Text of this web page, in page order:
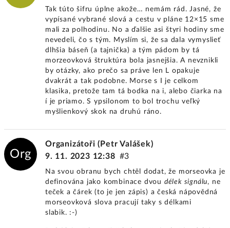
Tak túto šifru úplne akože… nemám rád. Jasné, že
vypísané vybrané slová a cestu v pláne 12×15 sme
mali za polhodinu. No a ďalšie asi štyri hodiny sme
nevedeli, čo s tým. Myslím si, že sa dala vymyslieť
dlhšia báseň (a tajnička) a tým pádom by tá
morzeovková štruktúra bola jasnejšia. A nevznikli
by otázky, ako prečo sa práve len L opakuje
dvakrát a tak podobne. Morse s I je celkom
klasika, pretože tam tá bodka na i, alebo čiarka na
í je priamo. S ypsilonom to bol trochu veľký
myšlienkový skok na druhú ráno.
Org
Organizátoři (Petr Valášek)
#3
9. 11. 2023 12:38
Na svou obranu bych chtěl dodat, že morseovka je
definována jako kombinace dvou délek signálu, ne
teček a čárek (to je jen zápis) a česká nápovědná
morseovková slova pracují taky s délkami
slabik. :-)